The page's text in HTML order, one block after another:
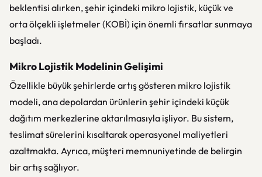
beklentisi alırken, şehir içindeki mikro lojistik, küçük ve
orta ölçekli işletmeler (KOBİ) için önemli fırsatlar sunmaya
başladı.
Mikro Lojistik Modelinin Gelişimi
Özellikle büyük şehirlerde artış gösteren mikro lojistik
modeli, ana depolardan ürünlerin şehir içindeki küçük
dağıtım merkezlerine aktarılmasıyla işliyor. Bu sistem,
teslimat sürelerini kısaltarak operasyonel maliyetleri
azaltmakta. Ayrıca, müşteri memnuniyetinde de belirgin
bir artış sağlıyor.